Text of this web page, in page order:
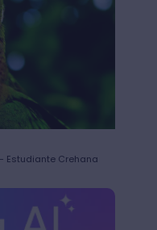
Estudiante Crehana